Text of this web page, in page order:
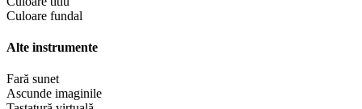
Culoare fundal
Alte instrumente
Fară sunet
Ascunde imaginile